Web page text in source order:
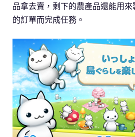
品拿去賣，剩下的農產品還能用
的訂單而完成任務。